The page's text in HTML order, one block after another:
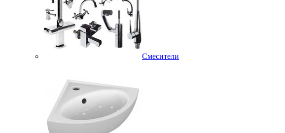
Смесители